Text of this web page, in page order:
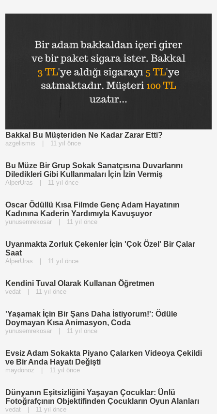
Bakkal Bu Müşteriden Ne Kadar Zarar Etti?
azgelismis 11 yıl önce
Bu Müze Bir Grup Sokak Sanatçısına Duvarlarını
Diledikleri Gibi Kullanmaları İçin İzin Vermiş
AlperUras 11 yıl önce
Oscar Ödüllü Kısa Filmde Genç Adam Hayatının
Kadınına Kaderin Yardımıyla Kavuşuyor
yunusemrekosar 11 yıl önce
Uyanmakta Zorluk Çekenler İçin 'Çok Özel' Bir Çalar
Saat
AlperUras 11 yıl önce
Kendini Tuval Olarak Kullanan Öğretmen
vedat 11 yıl önce
'Yaşamak İçin Bir Şans Daha İstiyorum!': Ödüle
Doymayan Kısa Animasyon, Coda
yunusemrekosar 11 yıl önce
Evsiz Adam Sokakta Piyano Çalarken Videoya Çekildi
ve Bir Anda Hayatı Değişti
maydonoz 11 yıl önce
Dünyanın Eşitsizliğini Yaşayan Çocuklar: Ünlü
Fotoğrafçının Objektifinden Çocukların Oyun Alanları
vedat 11 yıl önce